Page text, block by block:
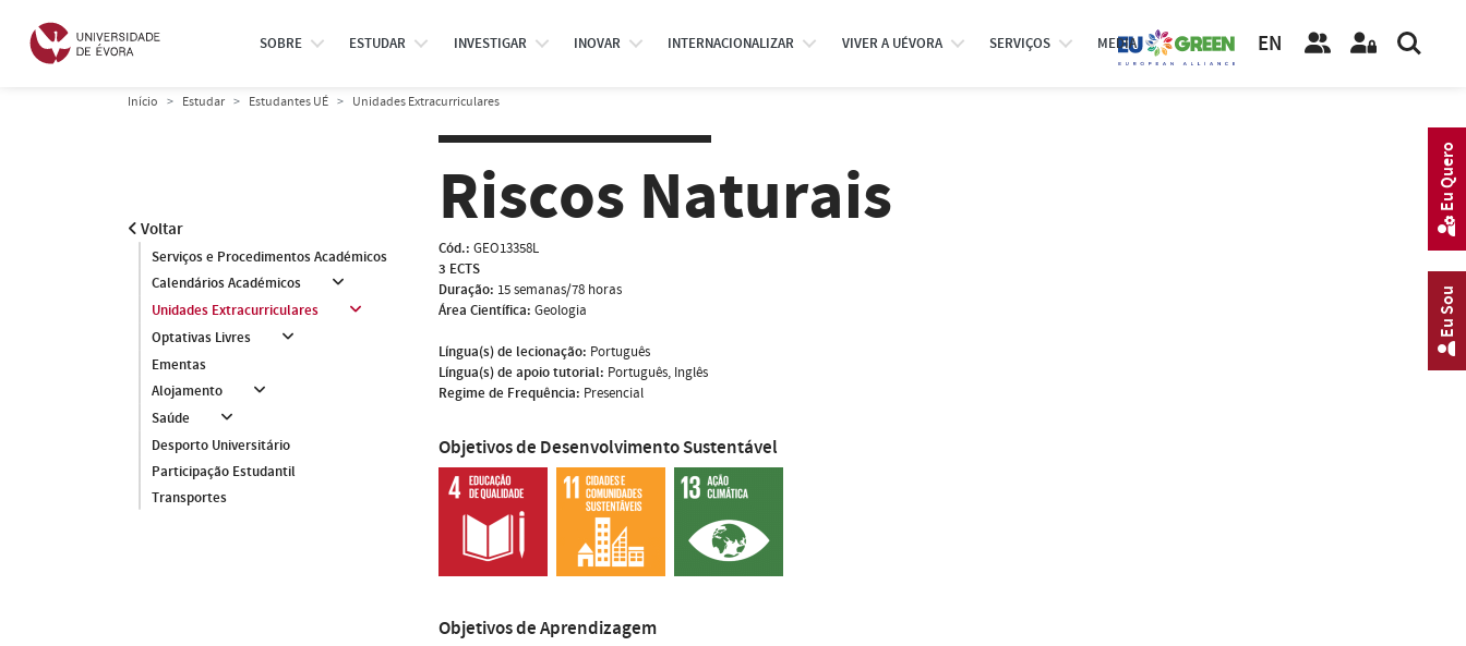
SOBRE ESTUDAR INVESTIGAR INOVAR INTERNACIONALIZAR VIVER A UÉVORA SERVIÇOS MEDIA EN
Início Estudar Estudantes UÉ Unidades Extracurriculares
Voltar
Serviços e Procedimentos Académicos
Calendários Académicos
Unidades Extracurriculares
Optativas Livres
Ementas
Alojamento
Saúde
Desporto Universitário
Participação Estudantil
Transportes
Riscos Naturais
Cód.: GEO13358L
3 ECTS
Duração: 15 semanas/78 horas
Área Científica: Geologia
Língua(s) de lecionação: Português
Língua(s) de apoio tutorial: Português, Inglês
Regime de Frequência: Presencial
Objetivos de Desenvolvimento Sustentável
Objetivos de Aprendizagem
Eu Sou
Eu Quero